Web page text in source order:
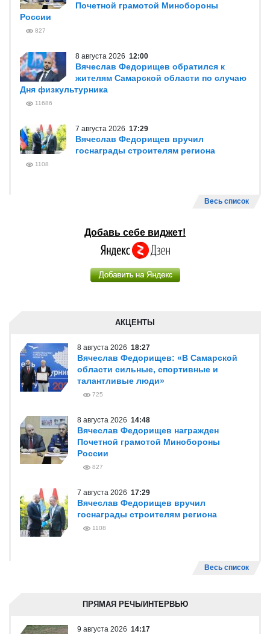
Почетной грамотой Минобороны
России
827
8 августа 2026 12:00
Вячеслав Федорищев обратился к
жителям Самарской области по случаю
Дня физкультурника
11686
7 августа 2026 17:29
Вячеслав Федорищев вручил
госнаграды строителям региона
1108
Весь список
Добавь себе виджет!
АКЦЕНТЫ
8 августа 2026 18:27
Вячеслав Федорищев: «В Самарской
области сильные, спортивные и
талантливые люди»
725
8 августа 2026 14:48
Вячеслав Федорищев награжден
Почетной грамотой Минобороны
России
827
7 августа 2026 17:29
Вячеслав Федорищев вручил
госнаграды строителям региона
1108
Весь список
ПРЯМАЯ РЕЧЬ/ИНТЕРВЬЮ
9 августа 2026 14:17